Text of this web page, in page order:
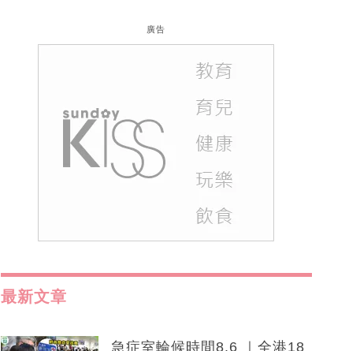
廣告
最新文章
急症室輪候時間8.6 ｜全港18